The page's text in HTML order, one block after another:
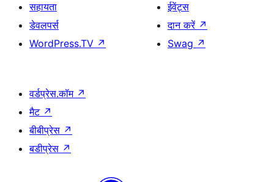
सहायता
डेवलपर्स
WordPress.TV ↗
ईवेंट्स
दान करें ↗
Swag ↗
वर्डप्रेस.कॉम ↗
मैट ↗
बीबीप्रेस ↗
बडीप्रेस ↗